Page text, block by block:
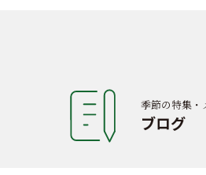
季節の特集・
ブログ